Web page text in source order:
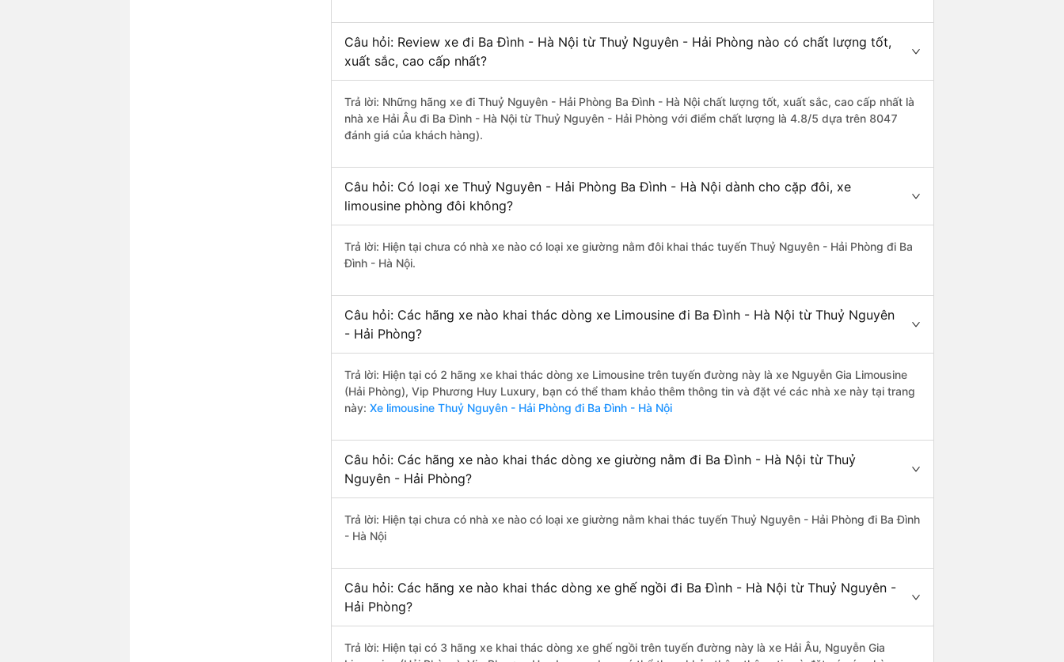
Câu hỏi: Review xe đi Ba Đình - Hà Nội từ Thuỷ Nguyên - Hải Phòng nào có chất lượng tốt,
xuất sắc, cao cấp nhất?
Trả lời: Những hãng xe đi Thuỷ Nguyên - Hải Phòng Ba Đình - Hà Nội chất lượng tốt, xuất sắc, cao cấp nhất là
nhà xe Hải Âu đi Ba Đình - Hà Nội từ Thuỷ Nguyên - Hải Phòng với điểm chất lượng là 4.8/5 dựa trên 8047
đánh giá của khách hàng).
Câu hỏi: Có loại xe Thuỷ Nguyên - Hải Phòng Ba Đình - Hà Nội dành cho cặp đôi, xe
limousine phòng đôi không?
Trả lời: Hiện tại chưa có nhà xe nào có loại xe giường nằm đôi khai thác tuyến Thuỷ Nguyên - Hải Phòng đi Ba
Đình - Hà Nội.
Câu hỏi: Các hãng xe nào khai thác dòng xe Limousine đi Ba Đình - Hà Nội từ Thuỷ Nguyên
- Hải Phòng?
Trả lời: Hiện tại có 2 hãng xe khai thác dòng xe Limousine trên tuyến đường này là xe Nguyễn Gia Limousine
(Hải Phòng), Vip Phương Huy Luxury, bạn có thể tham khảo thêm thông tin và đặt vé các nhà xe này tại trang
này: Xe limousine Thuỷ Nguyên - Hải Phòng đi Ba Đình - Hà Nội
Câu hỏi: Các hãng xe nào khai thác dòng xe giường nằm đi Ba Đình - Hà Nội từ Thuỷ
Nguyên - Hải Phòng?
Trả lời: Hiện tại chưa có nhà xe nào có loại xe giường nằm khai thác tuyến Thuỷ Nguyên - Hải Phòng đi Ba Đình
- Hà Nội
Câu hỏi: Các hãng xe nào khai thác dòng xe ghế ngồi đi Ba Đình - Hà Nội từ Thuỷ Nguyên -
Hải Phòng?
Trả lời: Hiện tại có 3 hãng xe khai thác dòng xe ghế ngồi trên tuyến đường này là xe Hải Âu, Nguyễn Gia